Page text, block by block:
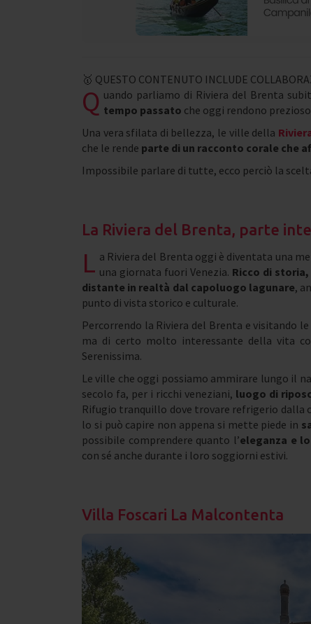
🥇 QUESTO CONTENUTO INCLUDE
Q uando parliamo di Riviera del Brenta
tempo passato che oggi rendono
Una vera sfilata di bellezza, le ville della
che le rende parte di un racconto corale che
Impossibile parlare di tutte, ecco perciò la
La Riviera del Brenta, parte
L a Riviera del Brenta oggi è diventata una
una giornata fuori Venezia. Ricco di
distante in realtà dal capoluogo lagunare,
punto di vista storico e culturale.
Percorrendo la Riviera del Brenta e visitando
ma di certo molto interessante della vita
Serenissima.
Le ville che oggi possiamo ammirare lungo il
secolo fa, per i ricchi veneziani, luogo di
Rifugio tranquillo dove trovare refrigerio dalla
lo si può capire non appena si mette piede in
possibile comprendere quanto l’eleganza e
con sé anche durante i loro soggiorni estivi.
Villa Foscari La Malcontenta